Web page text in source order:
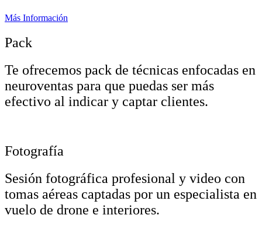
Más Información
Pack
Te ofrecemos pack de técnicas enfocadas en
neuroventas para que puedas ser más
efectivo al indicar y captar clientes.
Fotografía
Sesión fotográfica profesional y video con
tomas aéreas captadas por un especialista en
vuelo de drone e interiores.